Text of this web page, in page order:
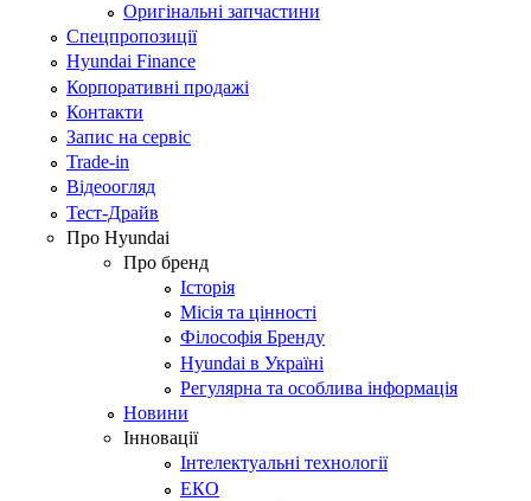
Оригінальні запчастини
Спецпропозиції
Hyundai Finance
Корпоративні продажі
Контакти
Запис на сервіс
Trade-in
Відеоогляд
Тест-Драйв
Про Hyundai
Про бренд
Історія
Місія та цінності
Філософія Бренду
Hyundai в Україні
Регулярна та особлива інформація
Новини
Інновації
Інтелектуальні технології
ЕКО